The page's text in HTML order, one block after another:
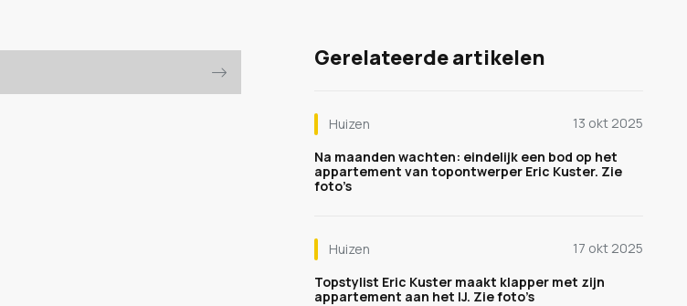
Gerelateerde artikelen
Huizen
13 okt 2025
Na maanden wachten: eindelijk een bod op het
appartement van topontwerper Eric Kuster. Zie
foto’s
Huizen
17 okt 2025
Topstylist Eric Kuster maakt klapper met zijn
appartement aan het IJ. Zie foto’s